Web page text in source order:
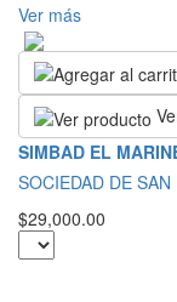
Ver más
SIMBAD EL
SOCIEDAD DE SAN
$29,000.00